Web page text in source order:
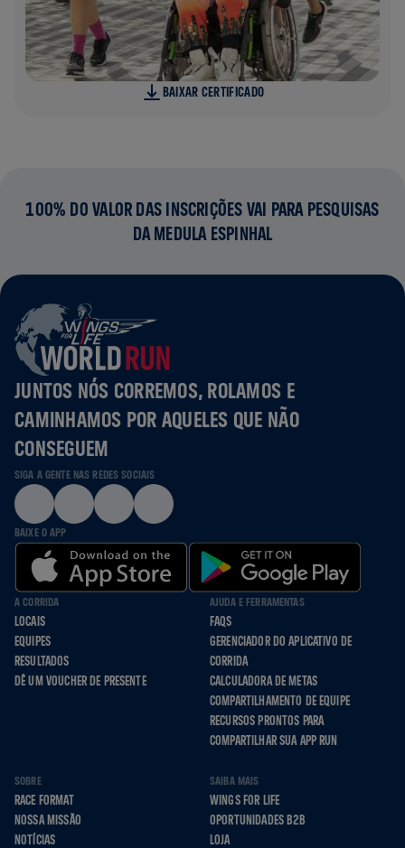
BAIXAR CERTIFICADO
100% DO VALOR DAS INSCRIÇÕES VAI PARA PESQUISAS
DA MEDULA ESPINHAL
JUNTOS NÓS CORREMOS, ROLAMOS E
CAMINHAMOS POR AQUELES QUE NÃO
CONSEGUEM
SIGA A GENTE NAS REDES SOCIAIS
BAIXE O APP
A CORRIDA
LOCAIS
EQUIPES
RESULTADOS
DÊ UM VOUCHER DE PRESENTE
AJUDA E FERRAMENTAS
FAQS
GERENCIADOR DO APLICATIVO DE
CORRIDA
CALCULADORA DE METAS
COMPARTILHAMENTO DE EQUIPE
RECURSOS PRONTOS PARA
COMPARTILHAR SUA APP RUN
SOBRE
RACE FORMAT
NOSSA MISSÃO
NOTÍCIAS
SAIBA MAIS
WINGS FOR LIFE
OPORTUNIDADES B2B
LOJA